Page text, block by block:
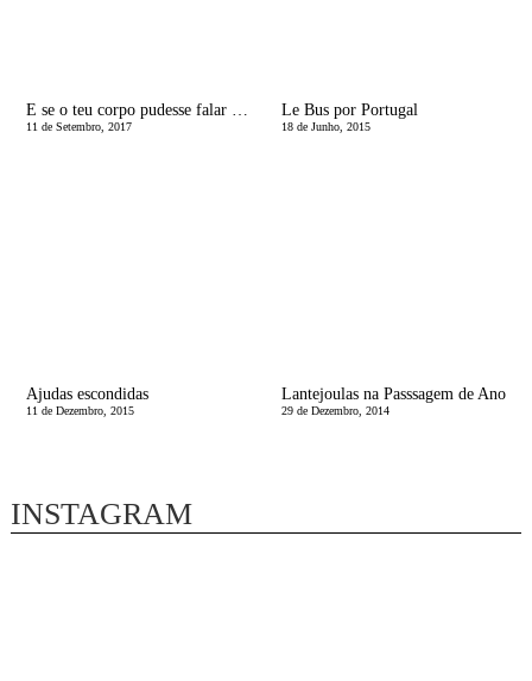
E se o teu corpo pudesse falar contigo?
11 de Setembro, 2017
Le Bus por Portugal
18 de Junho, 2015
Ajudas escondidas
11 de Dezembro, 2015
Lantejoulas na Passsagem de Ano
29 de Dezembro, 2014
INSTAGRAM